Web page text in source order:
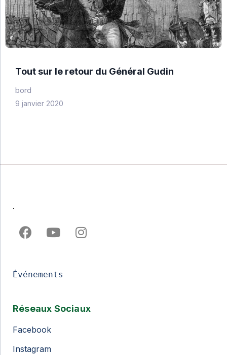
Tout sur le retour du Général Gudin
bord
9 janvier 2020
.
Événements
Réseaux Sociaux
Facebook
Instagram